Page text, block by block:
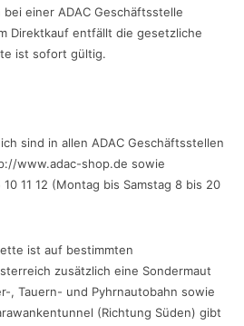
einer ADAC Geschäftsstelle
Direktkauf entfällt die gesetzliche
ist sofort gültig.
sind in allen ADAC Geschäftsstellen
www.adac-shop.de sowie
11 12 (Montag bis Samstag 8 bis 20
ist auf bestimmten
zusätzlich eine Sondermaut
, Tauern- und Pyhrnautobahn sowie
(Richtung Süden) gibt